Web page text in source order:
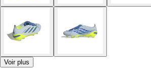
Voir plus